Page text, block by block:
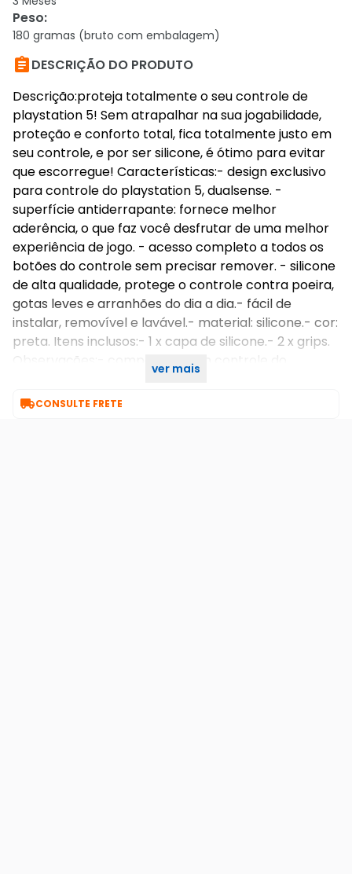
Peso:
180 gramas (bruto com embalagem)
DESCRIÇÃO DO PRODUTO
Descrição:proteja totalmente o seu controle de
playstation 5! Sem atrapalhar na sua jogabilidade,
proteção e conforto total, fica totalmente justo em
seu controle, e por ser silicone, é ótimo para evitar
que escorregue! Características:- design exclusivo
para controle do playstation 5, dualsense. -
superfície antiderrapante: fornece melhor
aderência, o que faz você desfrutar de uma melhor
experiência de jogo. - acesso completo a todos os
botões do controle sem precisar remover. - silicone
de alta qualidade, protege o controle contra poeira,
gotas leves e arranhões do dia a dia.- fácil de
instalar, removível e lavável.- material: silicone.- cor:
preta. Itens inclusos:- 1 x capa de silicone.- 2 x grips.
Observações:- compatível com controle do
ver mais
CONSULTE FRETE